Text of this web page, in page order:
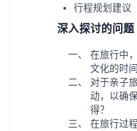
行程规划建议
深入探讨的问题
在旅行中
文化的时
对于亲子
动，以确
得？
在旅行过